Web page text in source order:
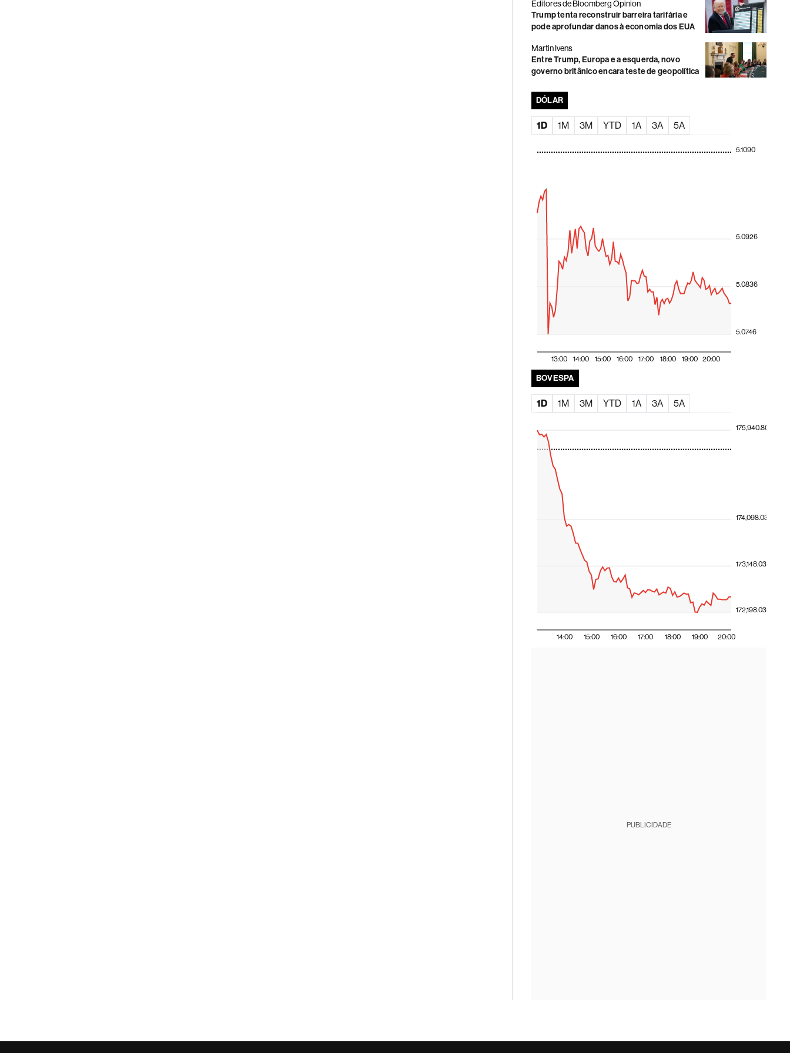
O avanço da Loft nas incorporadoras
temporada de balanços
Vale e Petrobras caem e limitam o desempenho do
Ibovespa; dólar avança a R$ 5,09
Ações globais sobem com recuo do petróleo e alívio da
pressão sobre mercados
Faria Lima volta o foco para as eleições e gestores veem
Negociações na B3 atrasam após paralisação
generalizada por problemas técnicos
Dólar em queda impulsiona moedas da América Latina;
peso colombiano lidera valorização
A exportação de tecnologia da Fila do Brasil
Ações globais avançam com rali de fabricantes de chips
e impulso da Amazon
Brasil com prêmio de 15%
El Niño ameaça América Latina, e Deutsche Bank
identifica os países mais expostos
Editores de Bloomberg Opinion
Trump tenta reconstruir barreira tarifária e
pode aprofundar danos à economia dos EUA
Martin Ivens
Entre Trump, Europa e a esquerda, novo
governo britânico encara teste de geopolítica
DÓLAR
1D 1M 3M YTD 1A 3A 5A
13:00 14:00 15:00 16:00 17:00 18:00 19:00 20:00
5.0746
5.0836
5.0926
5.1090
BOVESPA
1D 1M 3M YTD 1A 3A 5A
14:00 15:00 16:00 17:00 18:00 19:00 20:00
172,198.03
173,148.03
174,098.03
175,940.80
PUBLICIDADE